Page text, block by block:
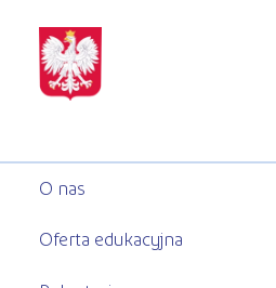
O nas
Oferta edukacyjna